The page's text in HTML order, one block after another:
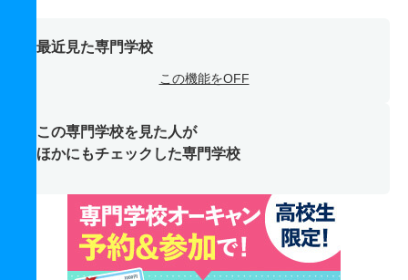
最近見た専門学校
この機能をOFF
この専門学校を見た人が
ほかにもチェックした専門学校